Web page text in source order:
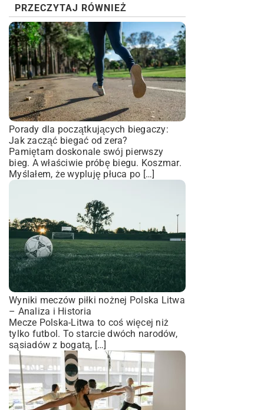
PRZECZYTAJ RÓWNIEŻ
Porady dla początkujących biegaczy:
Jak zacząć biegać od zera?
Pamiętam doskonale swój pierwszy
bieg. A właściwie próbę biegu. Koszmar.
Myślałem, że wypluję płuca po […]
Wyniki meczów piłki nożnej Polska Litwa
– Analiza i Historia
Mecze Polska-Litwa to coś więcej niż
tylko futbol. To starcie dwóch narodów,
sąsiadów z bogatą, […]